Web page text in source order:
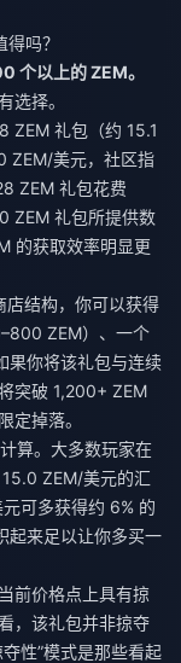
吗？
个以上的 ZEM。
选择。
ZEM 礼包（约 15.1
ZEM/美元，社区指
ZEM 礼包花费
ZEM 礼包所提供数
的获取效率明显更
店结构，你可以获得
ZEM）、一个
果你将该礼包与连续
突破 1,200+ ZEM
掉落。
算。大多数玩家在
ZEM/美元的汇
可多获得约 6% 的
起来足以让你多买一
前价格点上具有掠
，该礼包并非掠夺
性”模式是那些看起